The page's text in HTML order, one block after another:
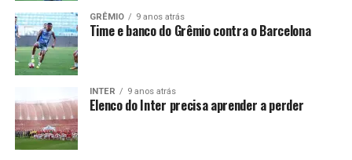
GRÊMIO 9 anos atrás
Time e banco do Grêmio contra o Barcelona
INTER 9 anos atrás
Elenco do Inter precisa aprender a perder